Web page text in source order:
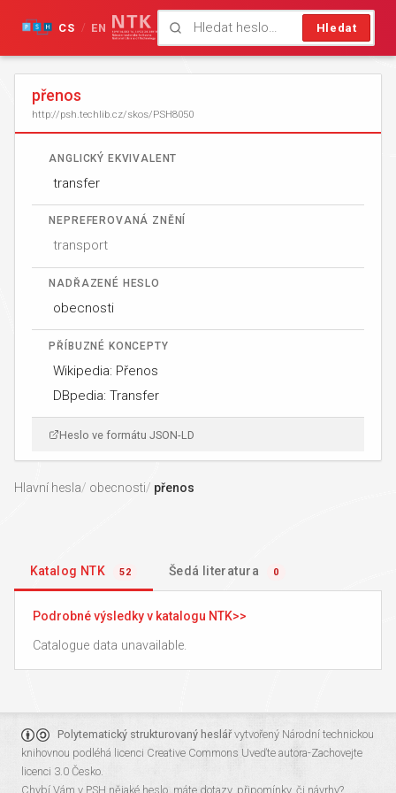
Hledat
CS / EN
přenos
http://psh.techlib.cz/skos/PSH8050
ANGLICKÝ EKVIVALENT
transfer
NEPREFEROVANÁ ZNĚNÍ
transport
NADŘAZENÉ HESLO
obecnosti
PŘÍBUZNÉ KONCEPTY
Wikipedia: Přenos
DBpedia: Transfer
Heslo ve formátu JSON-LD
Hlavní hesla obecnosti přenos
Katalog NTK 52 Šedá literatura 0
Podrobné výsledky v katalogu NTK
Catalogue data unavailable.
Polytematický strukturovaný heslářvytvořený Národní technickou
knihovnou podléhá licenci Creative Commons Uveďte autora-Zachovejte
licenci 3.0 Česko
Chybí Vám v PSH nějaké heslo, máte dotazy, připomínky, či návrhy?